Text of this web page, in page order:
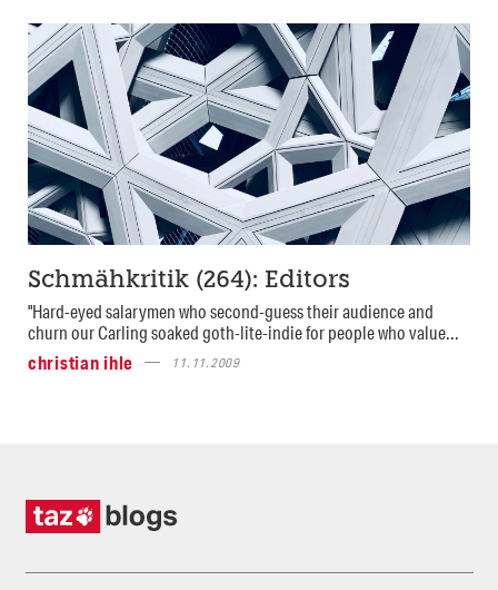
Schmähkritik (264): Editors
"Hard-eyed salarymen who second-guess their audience and
churn our Carling soaked goth-lite-indie for people who value...
christian ihle
11.11.2009